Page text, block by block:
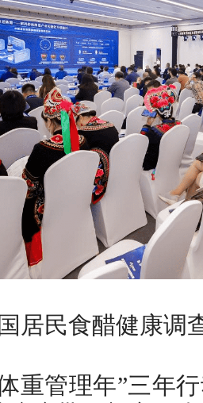
居民食醋健康调
重管理年”三年